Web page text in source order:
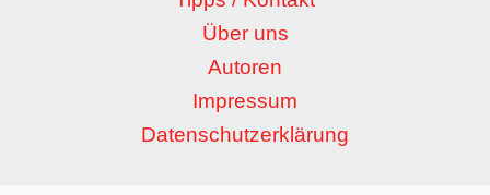
Über uns
Autoren
Impressum
Datenschutzerklärung